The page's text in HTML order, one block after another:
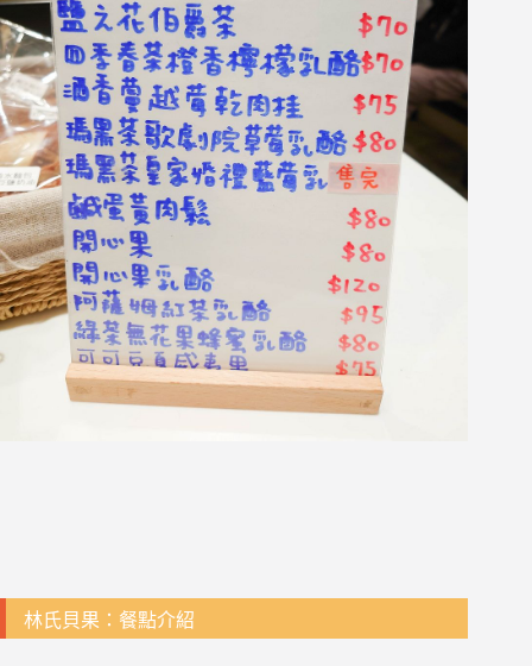
林氏貝果：餐點介紹